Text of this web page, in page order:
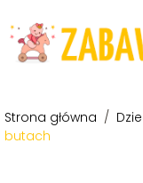
Strona główna /
butach